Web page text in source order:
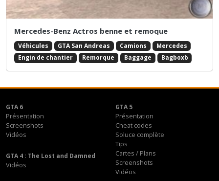
Mercedes-Benz Actros benne et remoque
Véhicules GTA San Andreas Camions
Mercedes
Engin de chantier
Remorque Baggage Bagboxb
GTA 6
Présentation
Screenshots
Vidéos
GTA 5
Présentation
Cheat codes
Soluce complète
Tips
Cartes / Plans
Screenshots
Vidéos
GTA 4 : The Lost and Damned
Vidéos